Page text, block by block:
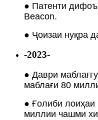
● Патенти
Beacon.
● Ҷоизаи нуқра
-2023-
● Даври
маблағи 80
● Ғолиби
миллии чашми